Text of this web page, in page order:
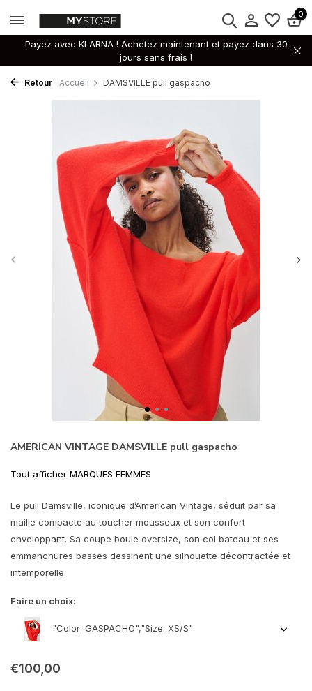
0
Payez avec KLARNA ! Achetez maintenant et payez dans 30
jours sans frais !
Retour Accueil DAMSVILLE pull gaspacho
AMERICAN VINTAGE DAMSVILLE pull gaspacho
Tout afficher MARQUES FEMMES
Le pull Damsville, iconique d’American Vintage, séduit par sa
maille compacte au toucher mousseux et son confort
enveloppant. Sa coupe boule oversize, son col bateau et ses
emmanchures basses dessinent une silhouette décontractée et
intemporelle.
Faire un choix:
"Color: GASPACHO","Size: XS/S"
€100,00